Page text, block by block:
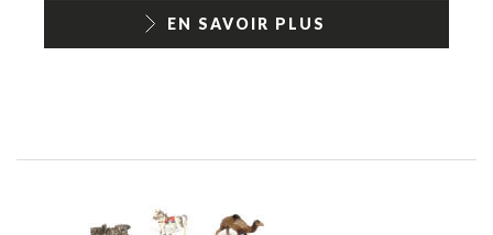
EN SAVOIR PLUS